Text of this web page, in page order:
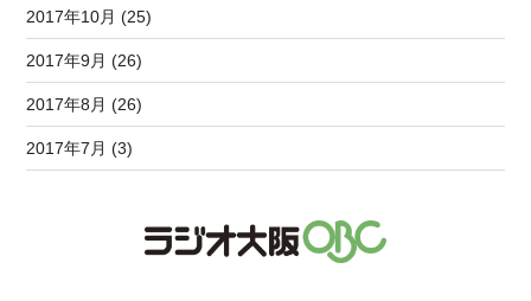
2017年10月 (25)
2017年9月 (26)
2017年8月 (26)
2017年7月 (3)